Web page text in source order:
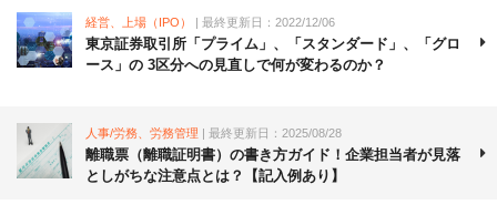
経営、上場（IPO） | 最終更新日：2022/12/06
東京証券取引所「プライム」、「スタンダード」、「グロ
ース」の 3区分への見直しで何が変わるのか？
人事/労務、労務管理 | 最終更新日：2025/08/28
離職票（離職証明書）の書き方ガイド！企業担当者が見落
としがちな注意点とは？【記入例あり】